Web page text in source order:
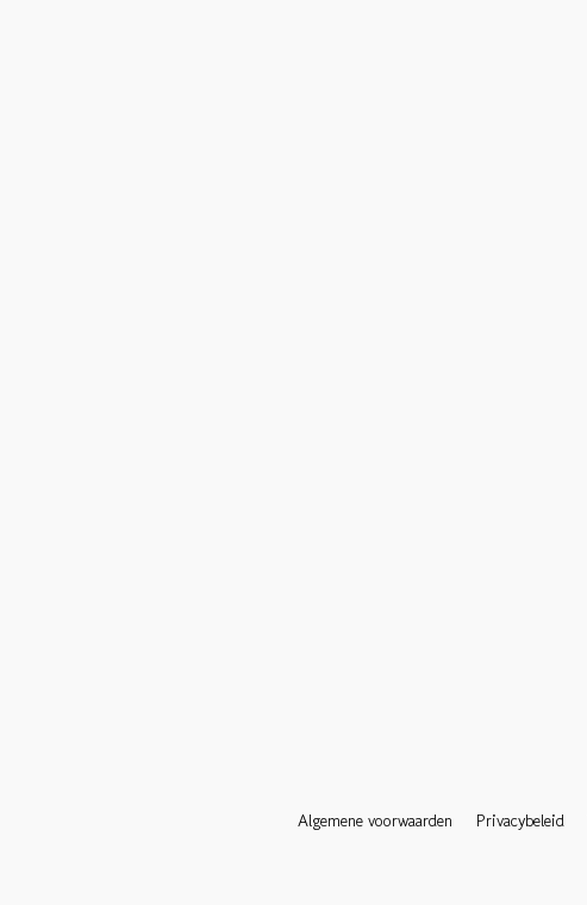
Algemene voorwaarden Privacybeleid